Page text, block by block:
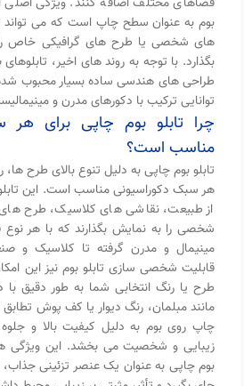
بوم به عنوان سطح چاپ است که می
‌های شخصی یا طرح‌ های گرافیکی خاص را
بگذارد. با توجه به روند های اخیر، تابلوهای
طراحی ‌های هندسی ساده بسیار محبوب شده
توانایی ترکیب با دکورهای مدرن و
چرا تابلو بوم چاپی برای هر
مناسب است؟
تابلو بوم چاپی به دلیل تنوع بالای طرح‌ ها،
هر سبک دکوراسیونی مناسب است. این
از طبیعت، نقاشی ‌های کلاسیک، طرح‌
شخصی را به نمایش بگذارند که با هر
مینیمال و مدرن گرفته تا کلاسیک و
قابلیت شخصی ‌سازی تابلو بوم نیز این
طرح یا رنگ انتخابی شما به ‌طور دقیق با
مانند مبلمان، رنگ دیوار یا کف ‌پوش
چاپ روی بوم به دلیل کیفیت بالا و
زیبایی و شخصیت می‌ بخشد. این ویژگی‌
بوم چاپی به‌ عنوان یک عنصر تزئینی